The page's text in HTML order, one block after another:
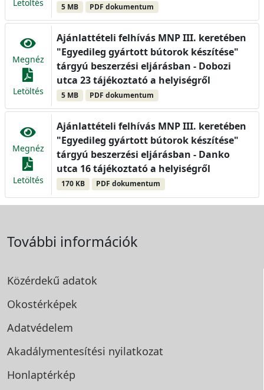
Letöltés 5 MB PDF dokumentum
Megnéz
Letöltés
Ajánlattételi felhívás MNP III. keretében
"Egyedileg gyártott bútorok készítése"
tárgyú beszerzési eljárásban - Dobozi
utca 23 tájékoztató a helyiségről
5 MB PDF dokumentum
Megnéz
Letöltés
Ajánlattételi felhívás MNP III. keretében
"Egyedileg gyártott bútorok készítése"
tárgyú beszerzési eljárásban - Danko
utca 16 tájékoztató a helyiségről
170 KB PDF dokumentum
További információk
Közérdekű adatok
Okostérképek
Adatvédelem
Akadálymentesítési nyilatkozat
Honlaptérkép